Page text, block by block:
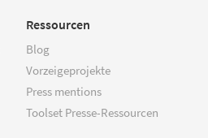
Ressourcen
Blog
Vorzeigeprojekte
Press mentions
Toolset Presse-Ressourcen